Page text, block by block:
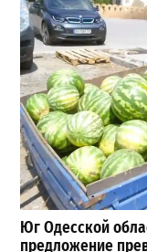
Юг Одесской
предложение